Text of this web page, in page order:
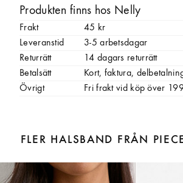
Produkten finns hos Nelly
Frakt
45 kr
Leveranstid
3-5 arbetsdagar
Returrätt
14 dagars returrätt
Betalsätt
Kort, faktura,
Övrigt
Fri frakt vid köp över
FLER HALSBAND FRÅN